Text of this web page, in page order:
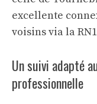
excellente
voisins via la
Un suivi adapté
professionnelle